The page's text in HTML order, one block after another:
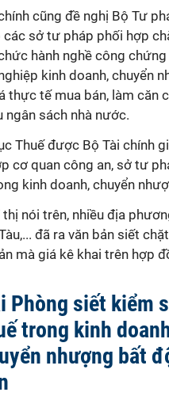
cũng đề nghị Bộ Tư
các sở tư pháp phối hợp
hành nghề công
kinh doanh, chuyển
thực tế mua bán, làm căn
ngân sách nhà nước.
Thuế được Bộ Tài chính
cơ quan công an, sở tư
kinh doanh, chuyển
thị nói trên, nhiều địa
đã ra văn bản siết
mà giá kê khai trên hợp
Phòng siết kiểm
trong kinh
nhượng bất